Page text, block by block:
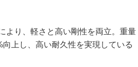
り、軽さと高い剛性を両立。重量
上し、高い耐久性を実現している